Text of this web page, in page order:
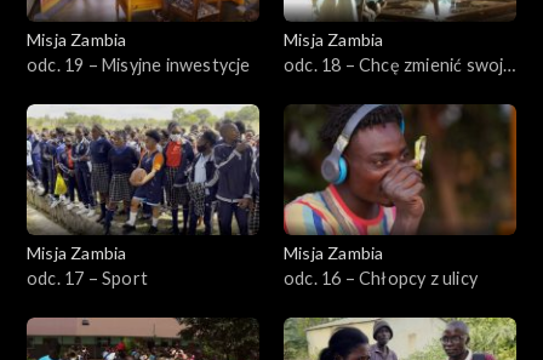
Misja Zambia
odc. 19 – Misyjne inwestycje
Misja Zambia
odc. 18 – Chcę zmienić swoje
Misja Zambia
odc. 17 – Sport
Misja Zambia
odc. 16 – Chłopcy z ulicy